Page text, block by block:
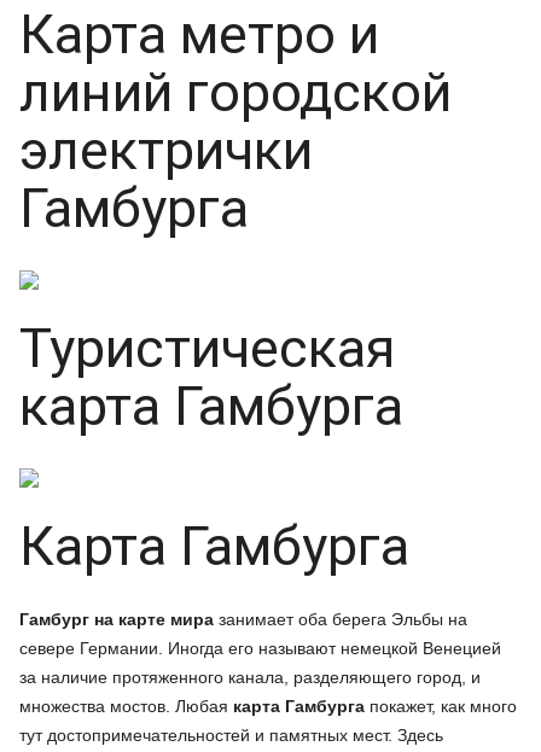
Карта метро и
линий городской
электрички
Гамбурга
Туристическая
карта Гамбурга
Карта Гамбурга
Гамбург на карте мира занимает оба берега Эльбы на
севере Германии. Иногда его называют немецкой Венецией
за наличие протяженного канала, разделяющего город, и
множества мостов. Любая карта Гамбурга покажет, как много
тут достопримечательностей и памятных мест. Здесь